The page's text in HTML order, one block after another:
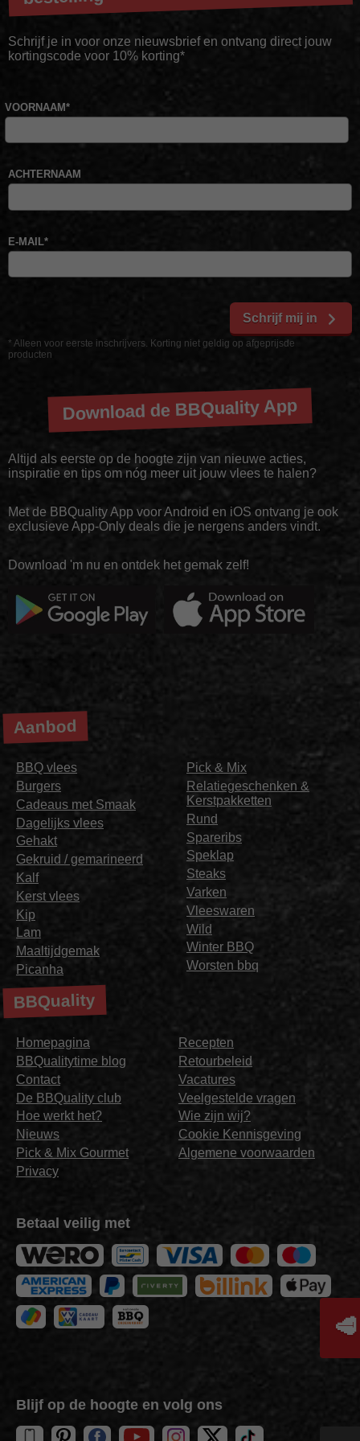
Schrijf je in voor onze nieuwsbrief en ontvang direct jouw
kortingscode voor 10% korting*
* Alleen voor eerste inschrijvers. Korting niet geldig op afgeprijsde
producten
VOORNAAM*
ACHTERNAAM
E-MAIL*
Schrijf mij in
Download de BBQuality App
Altijd als eerste op de hoogte zijn van nieuwe acties,
inspiratie en tips om nóg meer uit jouw vlees te halen?
Met de BBQuality App voor Android en iOS ontvang je ook
exclusieve App-Only deals die je nergens anders vindt.
Download 'm nu en ontdek het gemak zelf!
Aanbod
BBQ vlees
Burgers
Cadeaus met Smaak
Dagelijks vlees
Gehakt
Gekruid / gemarineerd
Kalf
Kerst vlees
Kip
Lam
Maaltijdgemak
Picanha
Pick & Mix
Relatiegeschenken &
Kerstpakketten
Rund
Spareribs
Speklap
Steaks
Varken
Vleeswaren
Wild
Winter BBQ
Worsten bbq
BBQuality
Homepagina
BBQualitytime blog
Contact
De BBQuality club
Hoe werkt het?
Nieuws
Pick & Mix Gourmet
Privacy
Recepten
Retourbeleid
Vacatures
Veelgestelde vragen
Wie zijn wij?
Cookie Kennisgeving
Algemene voorwaarden
Betaal veilig met
Blijf op de hoogte en volg ons
🥩